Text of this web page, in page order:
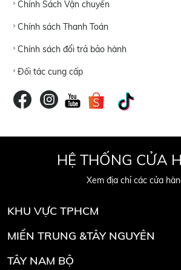
Chính Sách Vận chuyển
Chính sách Thanh Toán
Chính sách đổi trả bảo hành
Đối tác cung cấp
HỆ THỐNG CỬA
Xem địa chỉ các cửa
KHU VỰC TPHCM
MIỀN TRUNG &TÂY NGUYÊN
TÂY NAM BỘ